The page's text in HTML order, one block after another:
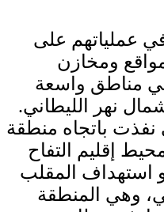
في عملياتهم على
ومخازن
مناطق واسعة
نهر الليطاني.
نفذت باتجاه منطقة
إقليم التفاح
استهداف المقلب
وهي المنطقة